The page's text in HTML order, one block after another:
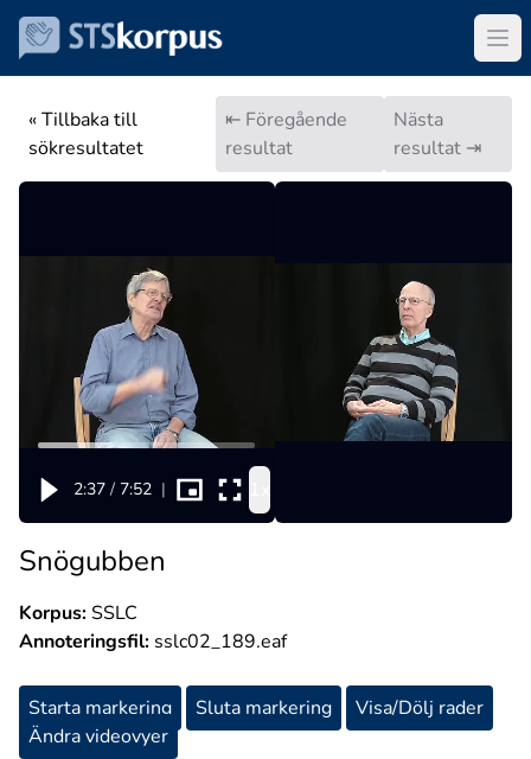
« Tillbaka till
sökresultatet
⇤ Föregående
resultat
Nästa
resultat ⇥
2:37 / 7:52 |
Snögubben
Korpus:SSLC
Annoteringsfil: sslc02_189.eaf
Starta markering Sluta markering
Visa/Dölj rader
Ändra videovyer